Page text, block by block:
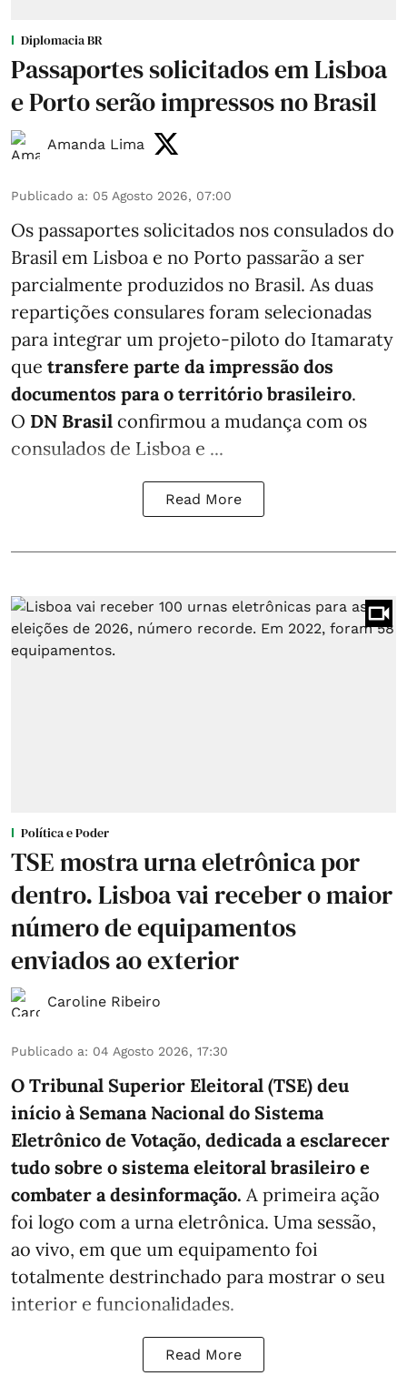
Diplomacia BR
Passaportes solicitados em Lisboa
e Porto serão impressos no Brasil
Amanda Lima
Publicado a: 05 Agosto 2026, 07:00
Os passaportes solicitados nos consulados do
Brasil em Lisboa e no Porto passarão a ser
parcialmente produzidos no Brasil. As duas
repartições consulares foram selecionadas
para integrar um projeto-piloto do Itamaraty
que transfere parte da impressão dos
documentos para o território brasileiro.
O DN Brasil confirmou a mudança com os
consulados de Lisboa e ...
Read More
Política e Poder
TSE mostra urna eletrônica por
dentro. Lisboa vai receber o maior
número de equipamentos
enviados ao exterior
Caroline Ribeiro
Publicado a: 04 Agosto 2026, 17:30
O Tribunal Superior Eleitoral (TSE) deu
início à Semana Nacional do Sistema
Eletrônico de Votação, dedicada a esclarecer
tudo sobre o sistema eleitoral brasileiro e
combater a desinformação. A primeira ação
foi logo com a urna eletrônica. Uma sessão,
ao vivo, em que um equipamento foi
totalmente destrinchado para mostrar o seu
interior e funcionalidades.
Read More